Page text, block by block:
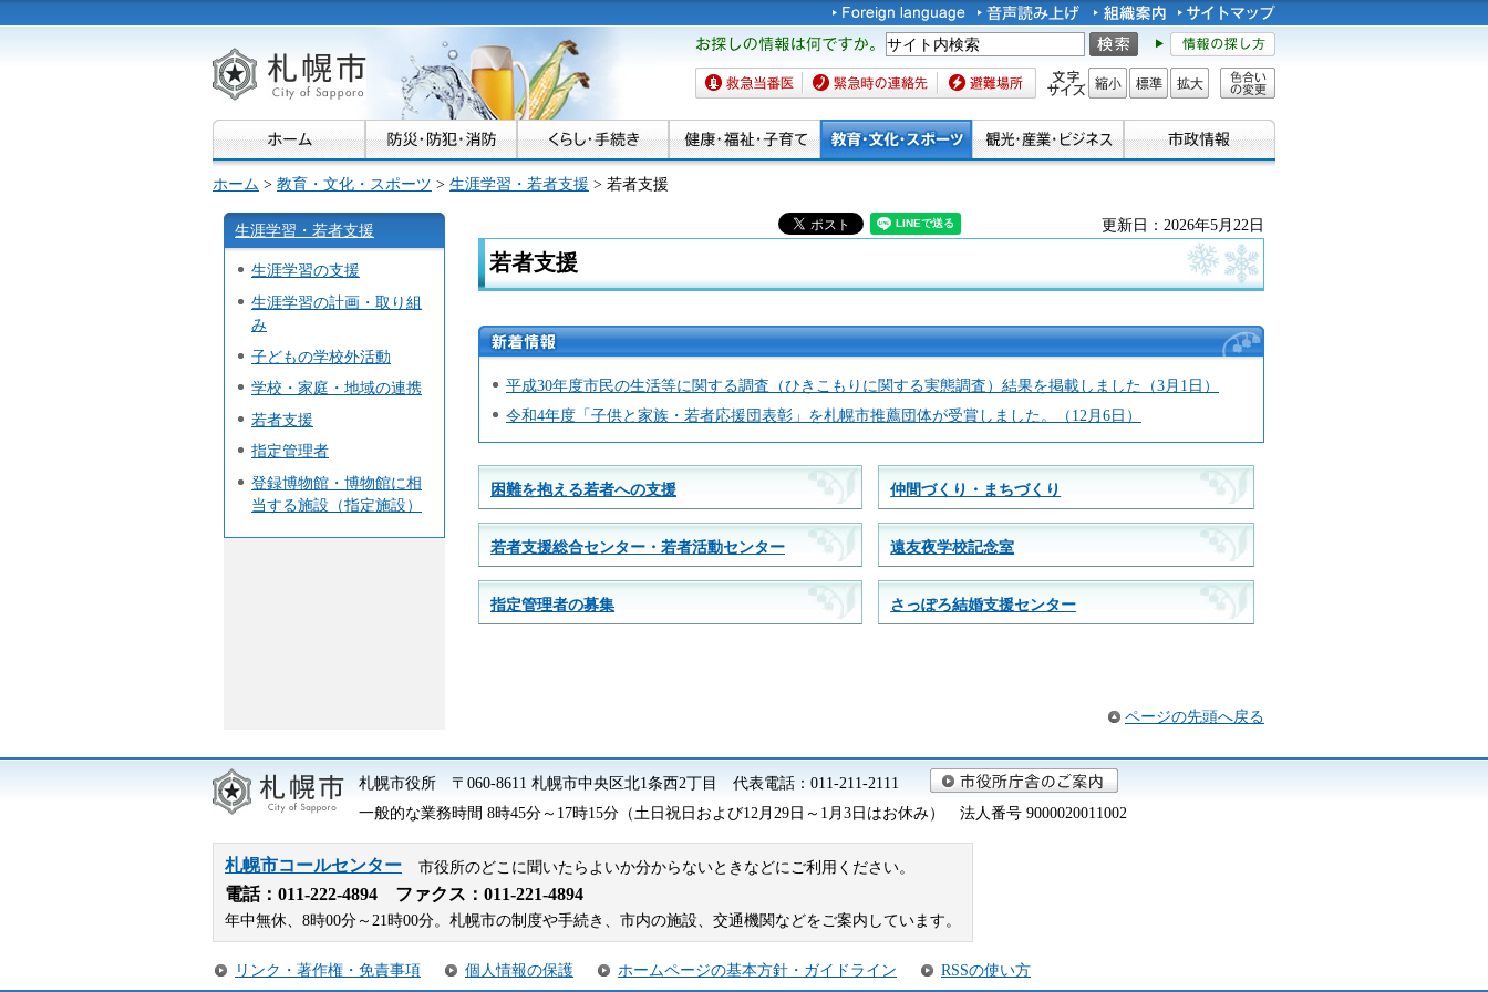
札幌市
お探しの情報は何です
か。
救急当番医 緊急時の連絡先 避難場所 文字サイズ
縮小 標準 拡大
色合い
ホーム > 教育・文化・スポーツ > 生涯学習・若者支援 > 若者支援
生涯学習・若者支援
生涯学習の支援
生涯学習の計画・取り組
み
子どもの学校外活動
学校・家庭・地域の連携
若者支援
指定管理者
登録博物館・博物館に相
当する施設（指定施設）
更新日：2026年5月22日
若者支援
平成30年度市民の生活等に関する調査（ひきこもりに関する実態調査）結果を掲載しました（3月1日）
令和4年度「子供と家族・若者応援団表彰」を札幌市推薦団体が受賞しました。（12月6日）
困難を抱える若者への支援 仲間づくり・まちづくり
若者支援総合センター・若者活動センター 遠友夜学校記念室
指定管理者の募集 さっぽろ結婚支援センター
ページの先頭へ戻る
札幌市役所 〒060-8611 札幌市中央区北1条西2丁目 代表電話：011-211-2111
一般的な業務時間 8時45分～17時15分（土日祝日および12月29日～1月3日はお休み） 法人番号 9000020011002
札幌市コールセンター 市役所のどこに聞いたらよいか分からないときなどにご利用ください。
電話： 011-222-4894 ファクス：011-221-4894
年中無休、8時00分～21時00分。札幌市の制度や手続き、市内の施設、交通機関などをご案内しています。
リンク・著作権・免責事項 個人情報の保護 ホームページの基本方針・ガイドライン RSSの使い方